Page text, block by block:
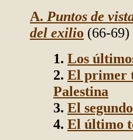
A. Puntos de
del exilio (66-69)
1. Los
2. El primer
Palestina
3. El
4. El último